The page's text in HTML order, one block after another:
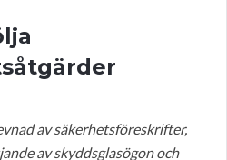
av säkerhetsföreskrifter,
av skyddsglasögon och